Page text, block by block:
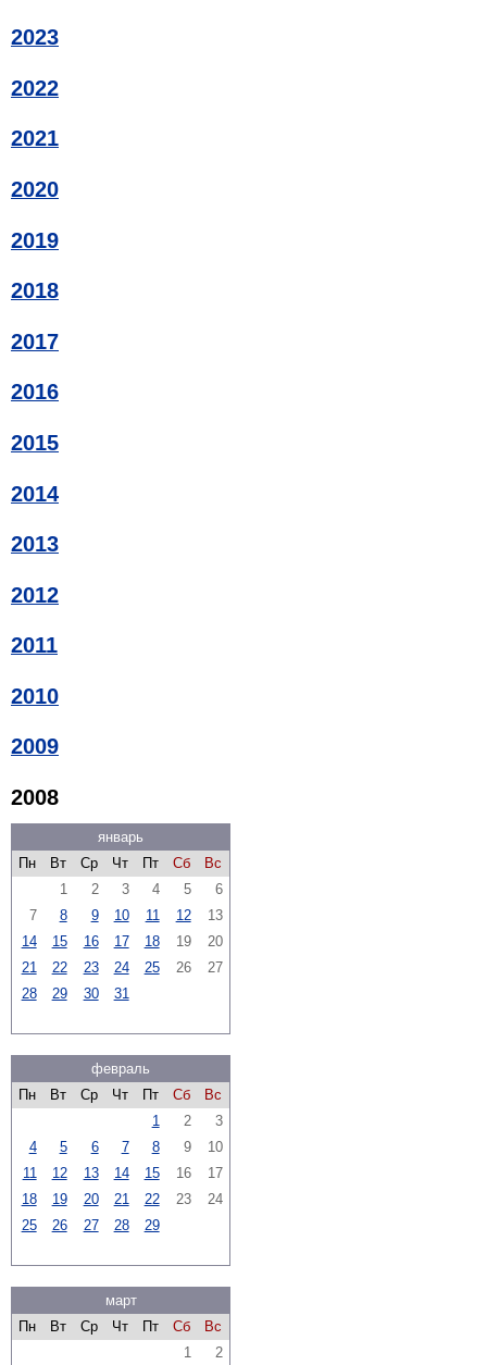
2023
2022
2021
2020
2019
2018
2017
2016
2015
2014
2013
2012
2011
2010
2009
2008
январь
Пн
Вт Ср Чт Пт Сб
Вс
1
2 3 4 5
6
7
8 9 10 11 12
13
14
15 16 17 18 19
20
21
22 23 24 25 26
27
28
29 30 31
февраль
Пн
Вт Ср Чт Пт Сб
Вс
1
2
3
4
5 6 7 8 9
10
11
12 13 14 15 16
17
18
19 20 21 22 23
24
25
26 27 28 29
март
Пн
Вт Ср Чт Пт Сб
Вс
1
2